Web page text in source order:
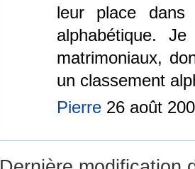
leur place dans
alphabétique.
matrimoniaux,
un classement
Pierre 26 août